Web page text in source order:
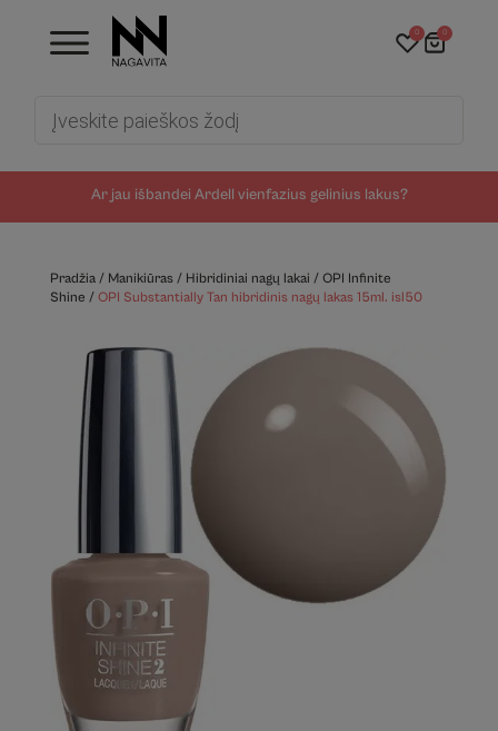
Ar jau išbandei Ardell vienfazius gelinius lakus?
0 0
Pradžia/ Manikiūras/ Hibridiniai nagų lakai / OPI Infinite
Shine / OPI Substantially Tan hibridinis nagų lakas 15ml. isl50